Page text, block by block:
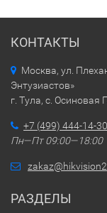
КОНТАКТЫ
Москва, ул.
Энтузиастов»
г. Тула, с. Осиновая
+7 (499) 444-14-30
Пн—Пт 09:00—18:00
РАЗДЕЛЫ